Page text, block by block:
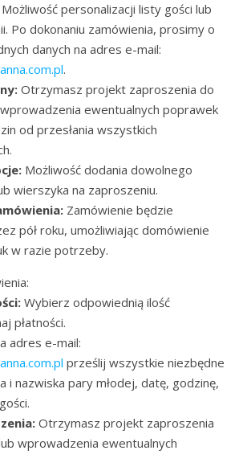
Możliwość personalizacji listy gości lub
Po dokonaniu zamówienia, prosimy o
danych na adres e-mail:
.
Otrzymasz projekt zaproszenia do
ewentualnych poprawek
od przesłania wszystkich
Możliwość dodania dowolnego
wierszyka na zaproszeniu.
Zamówienie będzie
pół roku, umożliwiając domówienie
w razie potrzeby.
Wybierz odpowiednią ilość
płatności.
adres e-mail:
prześlij wszystkie niezbędne
i nazwiska pary młodej, datę, godzinę,
Otrzymasz projekt zaproszenia
wprowadzenia ewentualnych